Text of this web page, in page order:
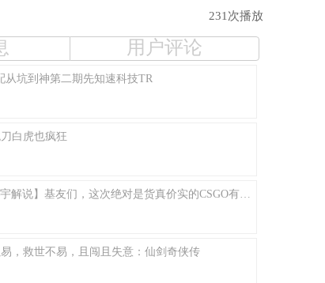
231次播放
用户评论
从坑到神第二期先知速科技TR
白虎也疯狂
CSGO:全球攻势【小宇解说】基友们，这次绝对是货真价实的CSGO有木有！
易，救世不易，且闯且失意：仙剑奇侠传